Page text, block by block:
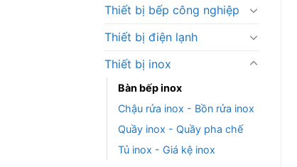
Thiết bị bếp công nghiệp
Thiết bị điện lạnh
Thiết bị inox
Bàn bếp inox
Chậu rửa inox - Bồn rửa inox
Quầy inox - Quầy pha chế
Tủ inox - Giá kệ inox